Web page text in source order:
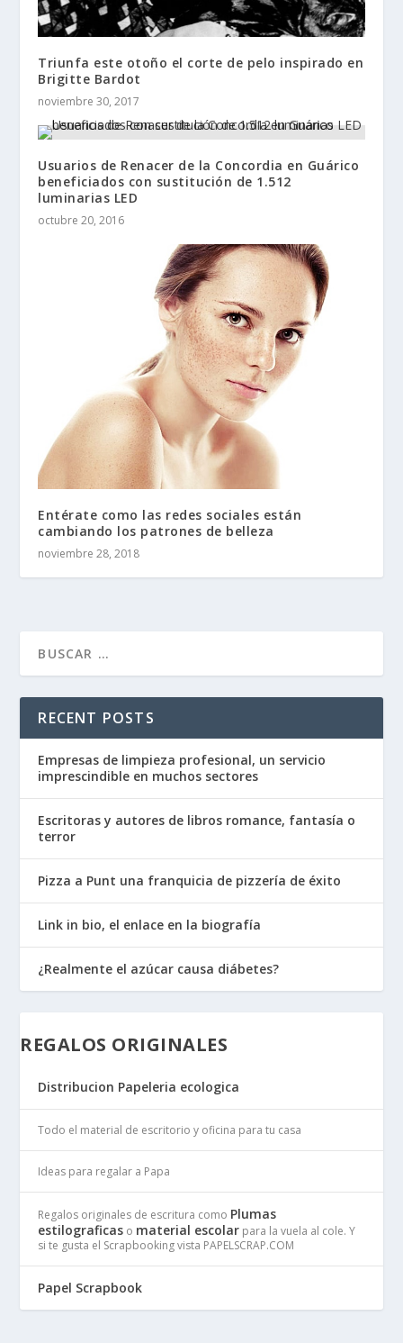
Triunfa este otoño el corte de pelo inspirado en
Brigitte Bardot
noviembre 30, 2017
Usuarios de Renacer de la Concordia en Guárico
beneficiados con sustitución de 1.512
luminarias LED
octubre 20, 2016
Entérate como las redes sociales están
cambiando los patrones de belleza
noviembre 28, 2018
RECENT POSTS
Empresas de limpieza profesional, un servicio
imprescindible en muchos sectores
Escritoras y autores de libros romance, fantasía o
terror
Pizza a Punt una franquicia de pizzería de éxito
Link in bio, el enlace en la biografía
¿Realmente el azúcar causa diábetes?
REGALOS ORIGINALES
Distribucion Papeleria ecologica
Todo el material de escritorio y oficina para tu casa
Ideas para regalar a Papa
Regalos originales de escritura como Plumas
estilograficas o material escolar para la vuela al cole. Y
si te gusta el Scrapbooking vista PAPELSCRAP.COM
Papel Scrapbook